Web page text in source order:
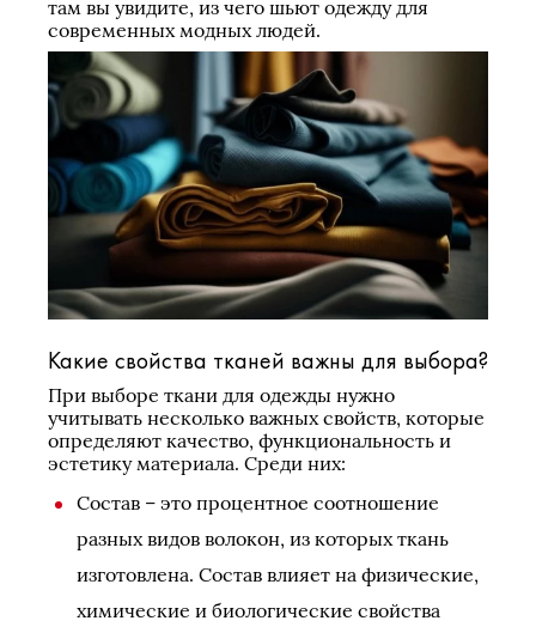
там вы увидите, из чего шьют одежду для
современных модных людей.
Какие свойства тканей важны для выбора?
При выборе ткани для одежды нужно
учитывать несколько важных свойств, которые
определяют качество, функциональность и
эстетику материала. Среди них:
Состав – это процентное соотношение
разных видов волокон, из которых ткань
изготовлена. Состав влияет на физические,
химические и биологические свойства